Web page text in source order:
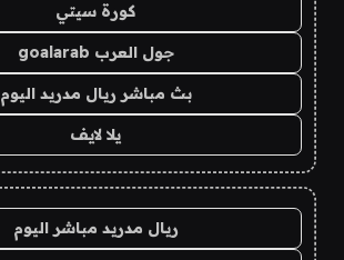
كورة سيتي
جول العرب goalarab
بث مباشر ريال مدريد اليوم
يلا لايف
ريال مدريد مباشر اليوم